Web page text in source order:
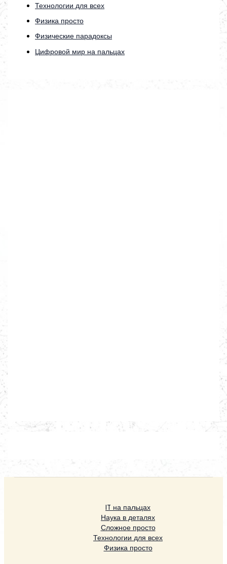
Технологии для всех
Физика просто
Физические парадоксы
Цифровой мир на пальцах
IT на пальцах
Наука в деталях
Сложное просто
Технологии для всех
Физика просто